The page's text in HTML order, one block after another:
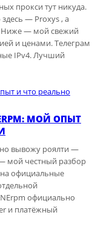
прокси тут никуда.
— Proxys , а
Ниже — мой свежий
и ценами. Телеграм
IPv4. Лучший
МОЙ ОПЫТ
вывожу роялти —
мой честный разбор
на официальные
официально
и платёжный